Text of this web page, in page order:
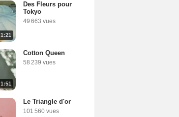
1:21
Des Fleurs pour
Tokyo
49 663 vues
1:51
Cotton Queen
58 239 vues
Le Triangle d'or
101 560 vues